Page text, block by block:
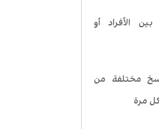
الأفراد أو
مختلفة من
مرة